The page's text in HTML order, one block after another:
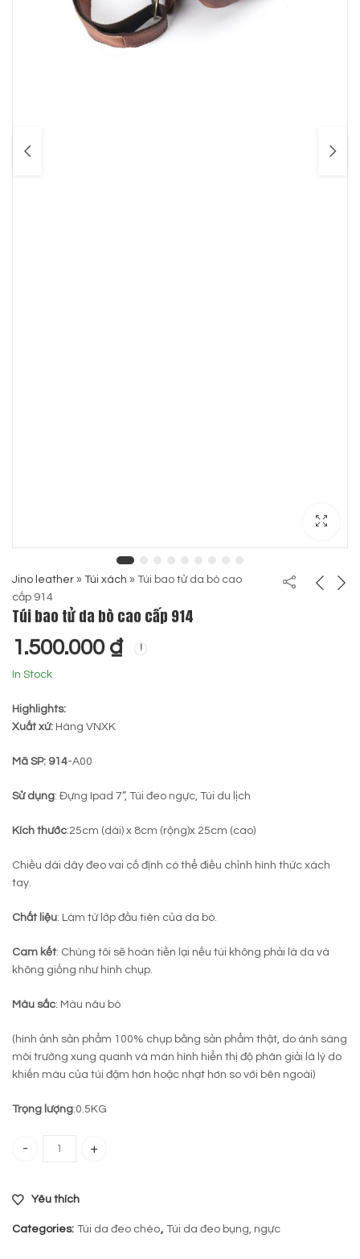
Jino leather » Túi xách » Túi bao tử da bò cao
cấp 914
Túi bao tử da bò cao cấp 914
1.500.000 ₫
In Stock
Highlights:
Xuất xứ: Hàng VNXK
Mã SP: 914-A00
Sử dụng: Đựng Ipad 7”, Túi đeo ngực, Túi du lịch
Kích thước:25cm (dài) x 8cm (rộng)x 25cm (cao)
Chiều dài dây đeo vai cố định có thể điều chỉnh hình thức xách
tay.
Chất liệu: Làm từ lớp đầu tiên của da bò.
Cam kết: Chúng tôi sẽ hoàn tiền lại nếu túi không phải là da và
không giống như hình chụp.
Màu sắc: Màu nâu bò
(hình ảnh sản phẩm 100% chụp bằng sản phẩm thật, do ánh sáng
môi trường xung quanh và màn hình hiển thị độ phân giải là lý do
khiến màu của túi đậm hơn hoặc nhạt hơn so với bên ngoài)
Trọng lượng:0.5KG
Túi bao tử da bò cao cấp 914 quantity
Yêu thích
Categories: Túi da đeo chéo, Túi da đeo bụng, ngực